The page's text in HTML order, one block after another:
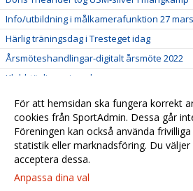
Info/utbildning i målkamerafunktion 27
Härlig träningsdag i Tresteget idag
Årsmöteshandlingar-digitalt årsmöte 2022
Klubbtävlingar inomhus
Klubbtävling Halland ställs in
Anders "Palmas" Palmqvist till Varbergs GIF
IDM ställs in 8-9 januari
För att hemsidan ska fungera korrekt
cookies från SportAdmin. Dessa går
Föreningen kan också använda
statistik eller marknadsföring. Du
acceptera dessa.
Anpassa dina val